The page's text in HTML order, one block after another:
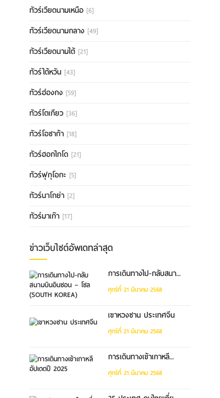
ทัวร์เวียดนามเหนือ [6]
ทัวร์เวียดนามกลาง [49]
ทัวร์เวียดนามใต้ [21]
ทัวร์ไต้หวัน [43]
ทัวร์ฮ่องกง [59]
ทัวร์โตเกียว [36]
ทัวร์โอซาก้า [18]
ทัวร์ฮอกไกโด [21]
ทัวร์ฟุกุโอกะ [5]
ทัวร์นาโกย่า [2]
ทัวร์มาเก๊า [17]
ข่าวเว็บไซต์อัพเดทล่าสุด
การเดินทางไป-กลับสนา...
ศุกร์ที่ 21 มีนาคม 2568
เขาหวงซาน ประเทศจีน
ศุกร์ที่ 21 มีนาคม 2568
การเดินทางเข้าเกาหลี...
ศุกร์ที่ 21 มีนาคม 2568